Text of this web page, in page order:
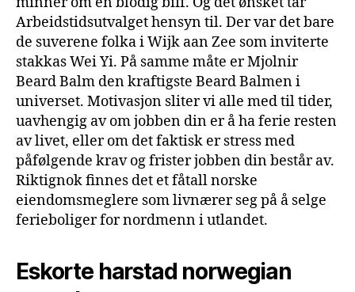
Arbeidstidsutvalget hensyn til. Der var det bare
de suverene folka i Wijk aan Zee som inviterte
stakkas Wei Yi. På samme måte er Mjolnir
Beard Balm den kraftigste Beard Balmen i
universet. Motivasjon sliter vi alle med til tider,
uavhengig av om jobben din er å ha ferie resten
av livet, eller om det faktisk er stress med
påfølgende krav og frister jobben din består av.
Riktignok finnes det et fåtall norske
eiendomsmeglere som livnærer seg på å selge
ferieboliger for nordmenn i utlandet.
Eskorte harstad norwegian